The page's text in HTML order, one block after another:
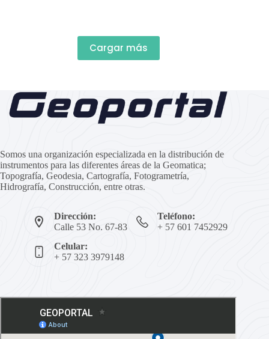
Cargar más
Somos una organización especializada en la distribución de
instrumentos para las diferentes áreas de la Geomatica;
Topografía, Geodesia, Cartografía, Fotogrametría,
Hidrografía, Construcción, entre otras.
Dirección:
Calle 53 No. 67-83
Teléfono:
+ 57 601 7452929
Celular:
+ 57 323 3979148